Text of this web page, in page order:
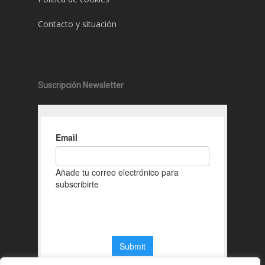
Contacto y situación
Suscripción Newsletter